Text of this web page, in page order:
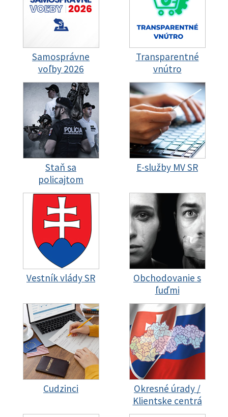
Samosprávne
voľby 2026
Transparentné
vnútro
Staň sa
policajtom
E-služby MV SR
Vestník vlády SR
Obchodovanie s
ľuďmi
Cudzinci
Okresné úrady /
Klientske centrá